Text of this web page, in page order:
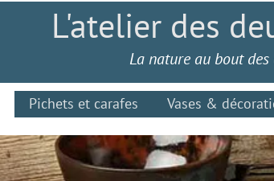
L'atelier des
La nature au bout
Pichets et carafes Vases &